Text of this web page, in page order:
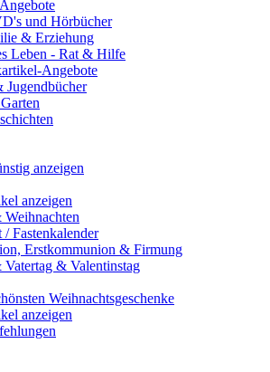
und Hörbücher
& Erziehung
Leben - Rat & Hilfe
Angebote
anzeigen
anzeigen
/ Fastenkalender
Erstkommunion & Firmung
& Valentinstag
Weihnachtsgeschenke
anzeigen